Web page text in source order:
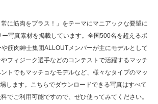
た（6/8放送）
に筋肉をプラス！」をテーマにマニアックな要望に
ー写真素材を掲載しています。全国500名を超えるボ
筋肉紳士集団ALLOUTメンバーが主にモデルとして
フィジーク選手などのコンテストで活躍するマッチ
トでもマッチョなモデルなど、様々なタイプのマッ
します。こちらでダウンロードできる写真はすべて
でご利用可能ですので、ぜひ使ってみてください。